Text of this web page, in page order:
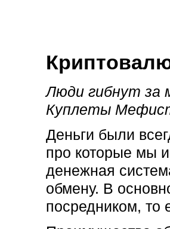
Люди гибнут за
Куплеты
Деньги были
про которые мы
денежная
обмену. В
посредником, то